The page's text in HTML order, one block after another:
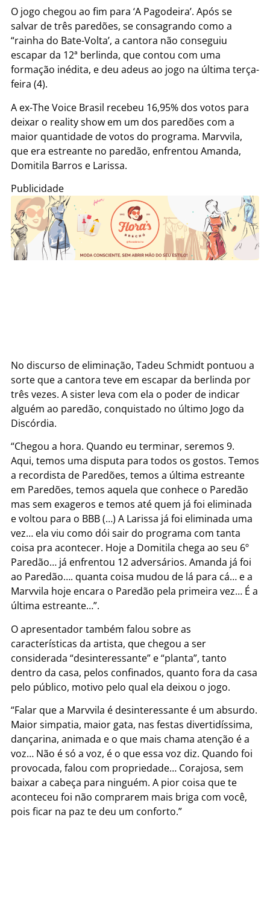
O jogo chegou ao fim para ‘A Pagodeira’. Após se
salvar de três paredões, se consagrando como a
“rainha do Bate-Volta’, a cantora não conseguiu
escapar da 12ª berlinda, que contou com uma
formação inédita, e deu adeus ao jogo na última terça-
feira (4).
A ex-The Voice Brasil recebeu 16,95% dos votos para
deixar o reality show em um dos paredões com a
maior quantidade de votos do programa. Marvvila,
que era estreante no paredão, enfrentou Amanda,
Domitila Barros e Larissa.
Publicidade
No discurso de eliminação, Tadeu Schmidt pontuou a
sorte que a cantora teve em escapar da berlinda por
três vezes. A sister leva com ela o poder de indicar
alguém ao paredão, conquistado no último Jogo da
Discórdia.
“Chegou a hora. Quando eu terminar, seremos 9.
Aqui, temos uma disputa para todos os gostos. Temos
a recordista de Paredões, temos a última estreante
em Paredões, temos aquela que conhece o Paredão
mas sem exageros e temos até quem já foi eliminada
e voltou para o BBB (…) A Larissa já foi eliminada uma
vez… ela viu como dói sair do programa com tanta
coisa pra acontecer. Hoje a Domitila chega ao seu 6º
Paredão… já enfrentou 12 adversários. Amanda já foi
ao Paredão…. quanta coisa mudou de lá para cá… e a
Marvvila hoje encara o Paredão pela primeira vez… É a
última estreante…”.
O apresentador também falou sobre as
características da artista, que chegou a ser
considerada “desinteressante” e “planta”, tanto
dentro da casa, pelos confinados, quanto fora da casa
pelo público, motivo pelo qual ela deixou o jogo.
“Falar que a Marvvila é desinteressante é um absurdo.
Maior simpatia, maior gata, nas festas divertidíssima,
dançarina, animada e o que mais chama atenção é a
voz… Não é só a voz, é o que essa voz diz. Quando foi
provocada, falou com propriedade… Corajosa, sem
baixar a cabeça para ninguém. A pior coisa que te
aconteceu foi não comprarem mais briga com você,
pois ficar na paz te deu um conforto.”